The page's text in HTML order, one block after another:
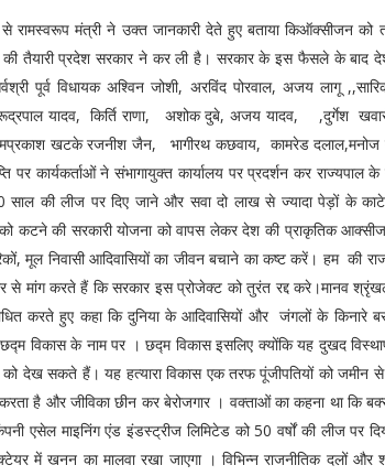
रामस्वरूप मंत्री ने उक्त जानकारी देते हुए बताया किऑक्सीजन
तैयारी प्रदेश सरकार ने कर ली है। सरकार के इस फैसले के बाद देश
पूर्व विधायक अश्विन जोशी, अरविंद पोरवाल, अजय लागू
यादव, किर्ति राणा, अशोक दुबे, अजय यादव, ,दुर्गेश
खटके रजनीश जैन, भागीरथ कछवाय, कामरेड दलाल,मनोज
पर कार्यकर्ताओं ने संभागायुक्त कार्यालय पर प्रदर्शन कर राज्यपाल
साल की लीज पर दिए जाने और सवा दो लाख से ज्यादा पेड़ों के
कटने की सरकारी योजना को वापस लेकर देश की प्राकृतिक
मूल निवासी आदिवासियों का जीवन बचाने का कष्ट करें। हम की
मांग करते हैं कि सरकार इस प्रोजेक्ट को तुरंत रद्द करे।मानव
करते हुए कहा कि दुनिया के आदिवासियों और जंगलों के किनारे
विकास के नाम पर । छद्म विकास इसलिए क्योंकि यह दुखद
को देख सकते हैं। यह हत्यारा विकास एक तरफ पूंजीपतियों को जमीन
है और जीविका छीन कर बेरोजगार । वक्ताओं का कहना था कि
एसेल माइनिंग एंड इंडस्ट्रीज लिमिटेड को 50 वर्षों की लीज पर
में खनन का मालवा रखा जाएगा । विभिन्न राजनीतिक दलों